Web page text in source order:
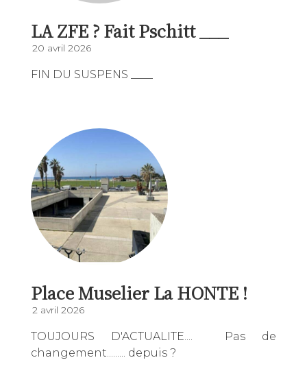
LA ZFE ? Fait Pschitt ___
20 avril 2026
FIN DU SUSPENS ____
Place Muselier La HONTE !
2 avril 2026
TOUJOURS D'ACTUALITE.... Pas de
changement......... depuis ?